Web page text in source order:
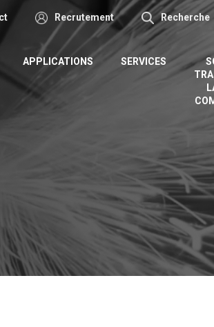
Recrutement Recherche
APPLICATIONS SERVICES